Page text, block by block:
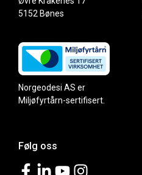
5152 Bønes
Norgeodesi AS er
Miljøfyrtårn-sertifisert.
Følg oss